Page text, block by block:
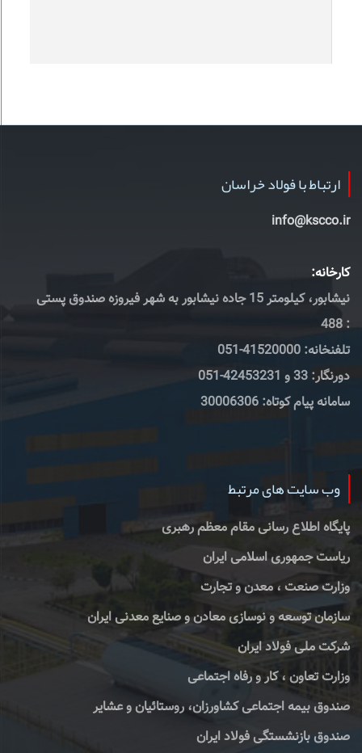
ارتباط با فولاد خراسان
info@kscco.ir
کارخانه:
نیشابور، کیلومتر 15 جاده نیشابور به شهر فیروزه صندوق پستی
: 488
تلفنخانه: 41520000-051
دورنگار: 33 و 42453231-051
سامانه پیام کوتاه: 30006306
وب سایت های مرتبط
پایگاه اطلاع رسانی مقام معظم رهبری
ریاست جمهوری اسلامی ایران
وزارت صنعت ، معدن و تجارت
سازمان توسعه و نوسازی معادن و صنایع معدنی ایران
شرکت ملی فولاد ایران
وزارت تعاون ، کار و رفاه اجتماعی
صندوق بیمه اجتماعی کشاورزان، روستائیان و عشایر
صندوق بازنشستگی فولاد ایران